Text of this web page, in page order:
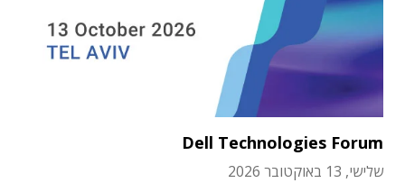
Dell Technologies Forum
שלישי, 13 באוקטובר 2026